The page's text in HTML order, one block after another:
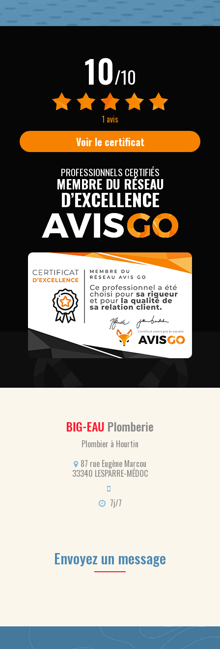
10/10
1 avis
Voir le certificat
PROFESSIONNELS CERTIFIÉS
MEMBRE DU RÉSEAU
D’EXCELLENCE
Plombier à Hourtin
87 rue Eugène Marcou
33340 LESPARRE-MÉDOC
7j/7
Envoyez un message